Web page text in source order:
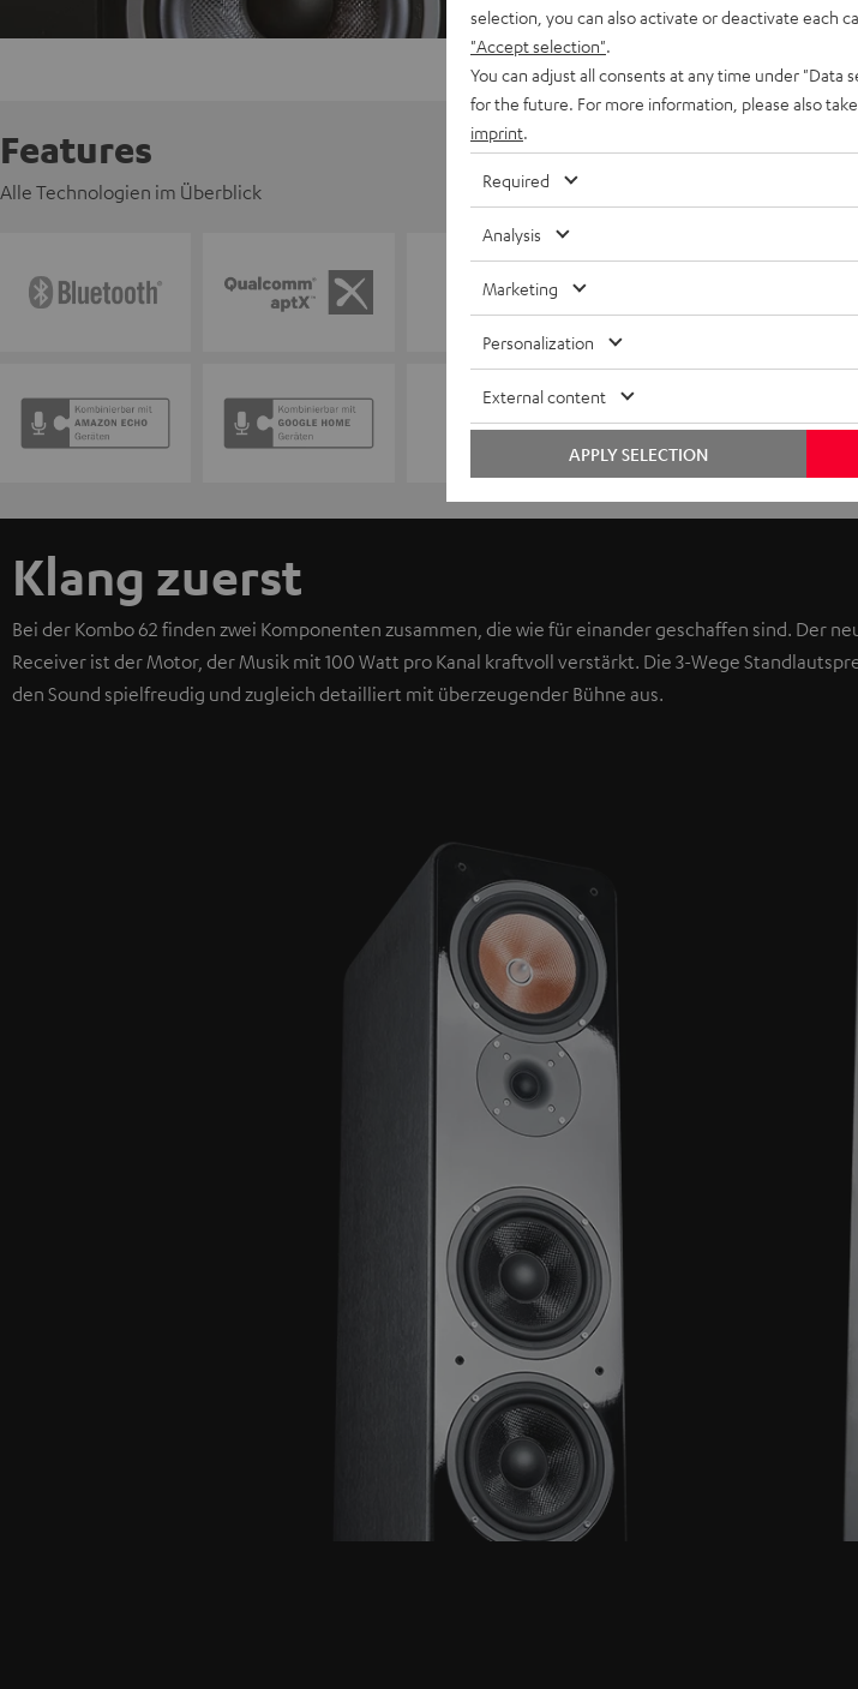
Features
Alle Technologien im Überblick
Klang zuerst
Bei der Kombo 62 finden zwei Komponenten zusammen, die wie für einander geschaffen sind. Der
Receiver ist der Motor, der Musik mit 100 Watt pro Kanal kraftvoll verstärkt. Die 3-Wege
den Sound spielfreudig und zugleich detailliert mit überzeugender Bühne aus.
selection, you can also activate or deactivate each
"Accept selection"
You can adjust all consents at any time under
for the future. For more information, please also
imprint
Required
Analysis
Marketing
Personalization
External content
APPLY SELECTION